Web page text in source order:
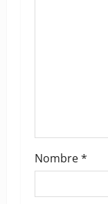
Nombre*